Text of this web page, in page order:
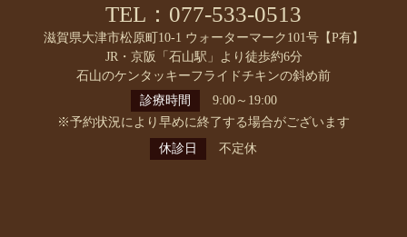
TEL：077-533-0513
滋賀県大津市松原町10-1 ウォーターマーク101号【P有】
JR・京阪「石山駅」より徒歩約6分
石山のケンタッキーフライドチキンの斜め前
診療時間
9:00～19:00
※予約状況により早めに終了する場合がございます
休診日
不定休